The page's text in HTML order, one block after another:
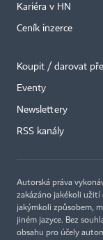
Kariéra v HN
Ceník inzerce
Koupit / darovat
Eventy
Newslettery
RSS kanály
Autorská práva
zakázáno jakékoli užití
jakýmkoli způsobem,
jiném jazyce. Bez
obsahu pro účely